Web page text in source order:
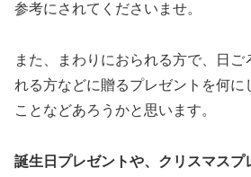
参考にされてくださいませ。
また、まわりにおられる方で、日ご
れる方などに贈るプレゼントを何に
ことなどあろうかと思います。
誕生日プレゼントや、クリスマスプ